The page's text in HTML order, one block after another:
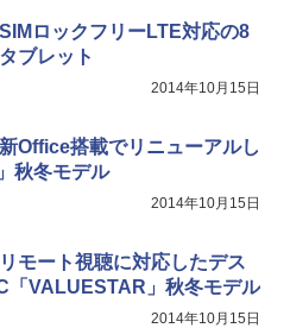
ロックフリーLTE対応の8
ブレット
2014年10月15日
Office搭載でリニューアルし
秋冬モデル
2014年10月15日
モート視聴に対応したデス
「VALUESTAR」秋冬モデル
2014年10月15日